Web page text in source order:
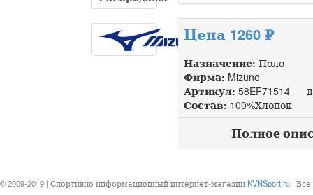
Цена 1260 ₽
Назначение: Поло
Фирма: Mizuno
Артикул: 58EF71514
Состав: 100%Хлопок
Полное
© 2009-2019 | Спортивно информационный интернет-магазин KVNSport.ru |